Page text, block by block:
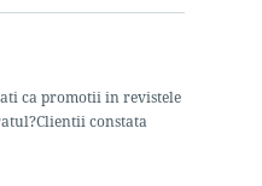
ca promotii in revistele
constata